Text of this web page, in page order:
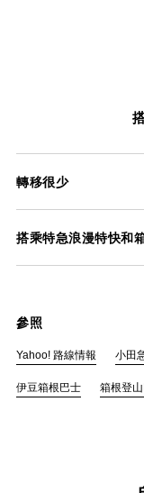
轉移很少
搭乘特急浪漫特快和
參照
Yahoo! 路線情報 小田
伊豆箱根巴士 箱根登